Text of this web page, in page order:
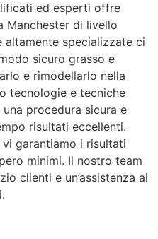
ed esperti offre
Manchester di livello
altamente specializzate ci
sicuro grasso e
e rimodellarlo nella
tecnologie e tecniche
una procedura sicura e
risultati eccellenti.
garantiamo i risultati
minimi. Il nostro team
clienti e un’assistenza ai